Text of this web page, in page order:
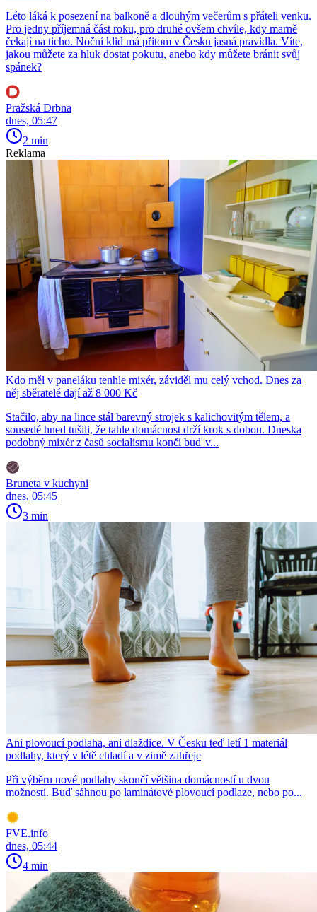
Léto láká k posezení na balkoně a dlouhým večerům s přáteli venku.
Pro jedny příjemná část roku, pro druhé ovšem chvíle, kdy marně
čekají na ticho. Noční klid má přitom v Česku jasná pravidla. Víte,
jakou můžete za hluk dostat pokutu, anebo kdy můžete bránit svůj
spánek?
Pražská Drbna
dnes, 05:47
2 min
Reklama
Kdo měl v paneláku tenhle mixér, záviděl mu celý vchod. Dnes za
něj sběratelé dají až 8 000 Kč
Stačilo, aby na lince stál barevný strojek s kalichovitým tělem, a
sousedé hned tušili, že tahle domácnost drží krok s dobou. Dneska
podobný mixér z časů socialismu končí buď v...
Bruneta v kuchyni
dnes, 05:45
3 min
Ani plovoucí podlaha, ani dlaždice. V Česku teď letí 1 materiál
podlahy, který v létě chladí a v zimě zahřeje
Při výběru nové podlahy skončí většina domácností u dvou
možností. Buď sáhnou po laminátové plovoucí podlaze, nebo po...
FVE.info
dnes, 05:44
4 min